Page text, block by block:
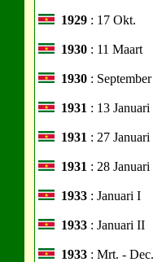
1929: 17 Okt.
1930: 11 Maart
1930: September
1931 : 13 Januari
1931 : 27 Januari
1931 : 28 Januari
1933: Januari I
1933: Januari II
1933: Mrt. - Dec.